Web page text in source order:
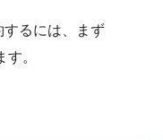
するには、まず
。